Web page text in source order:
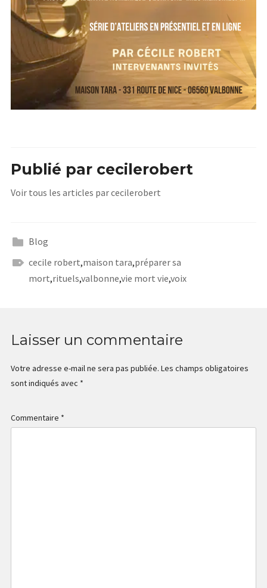
Publié par cecilerobert
Voir tous les articles par cecilerobert
Blog
cecile robert,maison tara,préparer sa
mort,rituels,valbonne,vie mort vie,voix
Laisser un commentaire
Votre adresse e-mail ne sera pas publiée. Les champs obligatoires
sont indiqués avec *
Commentaire *